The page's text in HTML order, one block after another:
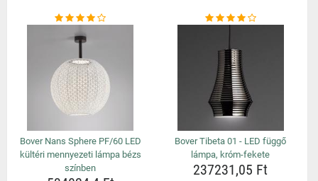
Bover Nans Sphere PF/60 LED
kültéri mennyezeti lámpa bézs
színben
Bover Tibeta 01 - LED függő
lámpa, króm-fekete
237231,05 Ft